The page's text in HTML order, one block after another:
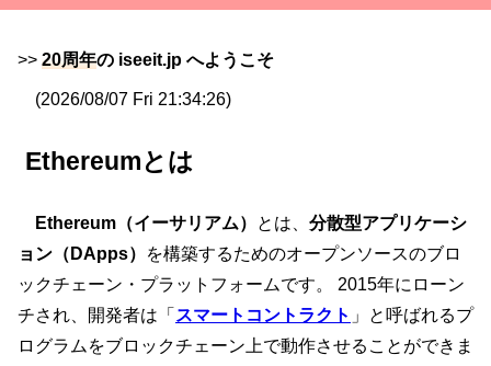
>> 20周年の iseeit.jp へようこそ
(2026/08/07 Fri 21:34:26)
Ethereumとは
Ethereum（イーサリアム） とは、 分散型アプリケーシ
ョン（DApps）
を構築するためのオープンソースのブロ
ックチェーン・プラットフォームです。 2015年にローン
チされ、開発者は「 スマートコントラクト 」と呼ばれるプ
ログラムをブロックチェーン上で動作させることができま